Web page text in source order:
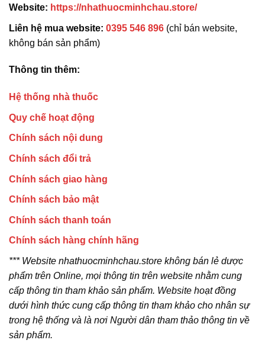
Website: https://nhathuocminhchau.store/
Liên hệ mua website: 0395 546 896 (chỉ bán website,
không bán sản phẩm)
Thông tin thêm:
Hệ thống nhà thuốc
Quy chế hoạt động
Chính sách nội dung
Chính sách đổi trả
Chính sách giao hàng
Chính sách bảo mật
Chính sách thanh toán
Chính sách hàng chính hãng
*** Website nhathuocminhchau.store không bán lẻ dược
phẩm trên Online, mọi thông tin trên website nhằm cung
cấp thông tin tham khảo sản phẩm. Website hoạt đồng
dưới hình thức cung cấp thông tin tham khảo cho nhân sự
trong hệ thống và là nơi Người dân tham thảo thông tin về
sản phẩm.